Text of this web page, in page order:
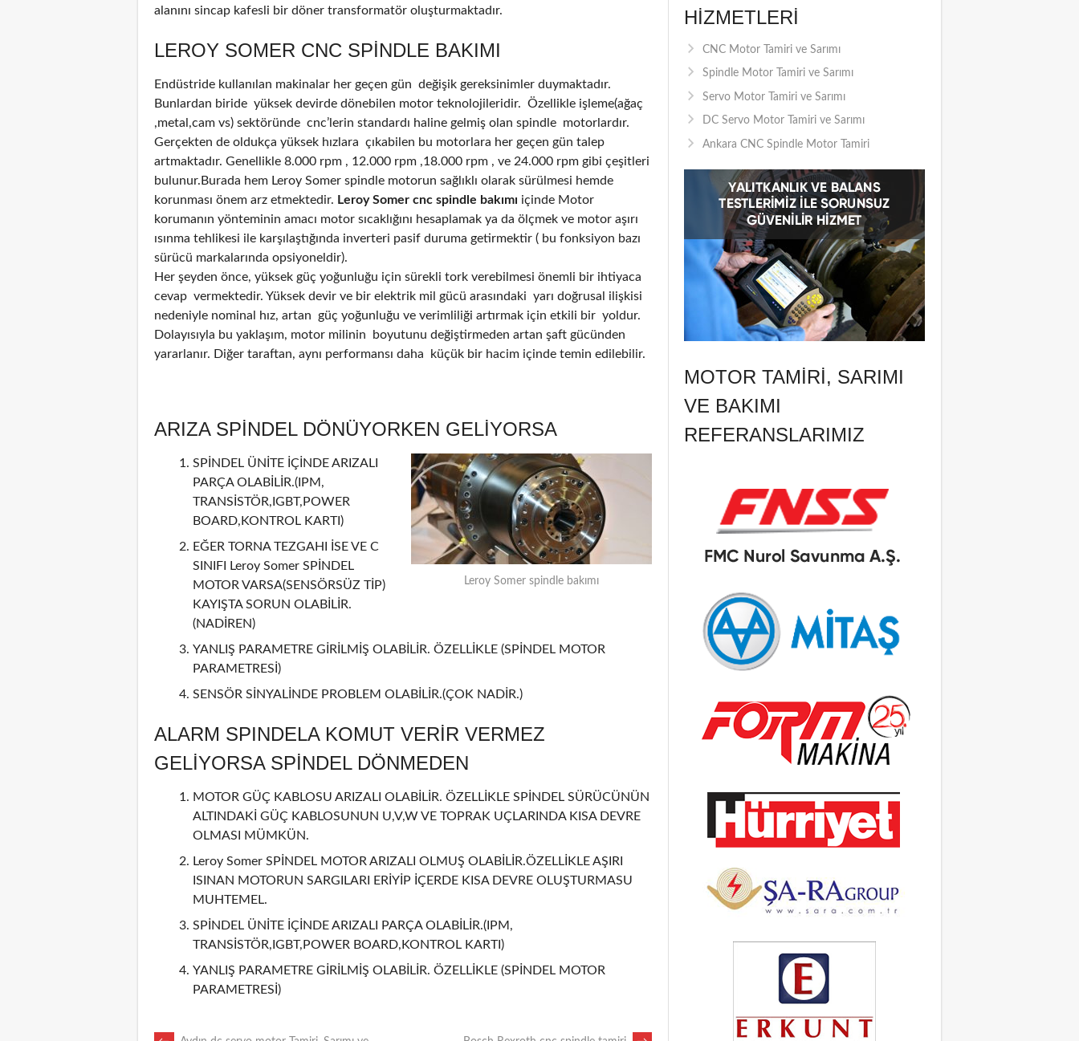
alanını sincap kafesli bir döner transformatör oluşturmaktadır.
LEROY SOMER CNC SPINDLE BAKIMI
Endüstride kullanılan makinalar her geçen gün değişik gereksinimler duymaktadır.
Bunlardan biride yüksek devirde dönebilen motor teknolojileridir. Özellikle işleme(ağaç
,metal,cam vs) sektöründe cnc’lerin standardı haline gelmiş olan spindle motorlardır.
Gerçekten de oldukça yüksek hızlara çıkabilen bu motorlara her geçen gün talep
artmaktadır. Genellikle 8.000 rpm , 12.000 rpm ,18.000 rpm , ve 24.000 rpm gibi çeşitleri
bulunur.Burada hem Leroy Somer spindle motorun sağlıklı olarak sürülmesi hemde
korunması önem arz etmektedir. Leroy Somer cnc spindle bakımı içinde Motor
korumanın yönteminin amacı motor sıcaklığını hesaplamak ya da ölçmek ve motor aşırı
ısınma tehlikesi ile karşılaştığında inverteri pasif duruma getirmektir ( bu fonksiyon bazı
sürücü markalarında opsiyoneldir).
Her şeyden önce, yüksek güç yoğunluğu için sürekli tork verebilmesi önemli bir ihtiyaca
cevap vermektedir. Yüksek devir ve bir elektrik mil gücü arasındaki yarı doğrusal ilişkisi
nedeniyle nominal hız, artan güç yoğunluğu ve verimliliği artırmak için etkili bir yoldur.
Dolayısıyla bu yaklaşım, motor milinin boyutunu değiştirmeden artan şaft gücünden
yararlanır. Diğer taraftan, aynı performansı daha küçük bir hacim içinde temin edilebilir.
ARIZA SPİNDEL DÖNÜYORKEN GELİYORSA
Leroy Somer spindle bakımı
SPİNDEL ÜNİTE İÇİNDE ARIZALI
PARÇA OLABİLİR.(IPM,
TRANSİSTÖR,IGBT,POWER
BOARD,KONTROL KARTI)
EĞER TORNA TEZGAHI İSE VE C
SINIFI Leroy Somer SPİNDEL
MOTOR VARSA(SENSÖRSÜZ TİP)
KAYIŞTA SORUN OLABİLİR.
(NADİREN)
YANLIŞ PARAMETRE GİRİLMİŞ OLABİLİR. ÖZELLİKLE (SPİNDEL MOTOR
PARAMETRESİ)
SENSÖR SİNYALİNDE PROBLEM OLABİLİR.(ÇOK NADİR.)
ALARM SPINDELA KOMUT VERİR VERMEZ
GELİYORSA SPİNDEL DÖNMEDEN
MOTOR GÜÇ KABLOSU ARIZALI OLABİLİR. ÖZELLİKLE SPİNDEL SÜRÜCÜNÜN
ALTINDAKİ GÜÇ KABLOSUNUN U,V,W VE TOPRAK UÇLARINDA KISA DEVRE
OLMASI MÜMKÜN.
Leroy Somer SPİNDEL MOTOR ARIZALI OLMUŞ OLABİLİR.ÖZELLİKLE AŞIRI
ISINAN MOTORUN SARGILARI ERİYİP İÇERDE KISA DEVRE OLUŞTURMASU
MUHTEMEL.
SPİNDEL ÜNİTE İÇİNDE ARIZALI PARÇA OLABİLİR.(IPM,
TRANSİSTÖR,IGBT,POWER BOARD,KONTROL KARTI)
YANLIŞ PARAMETRE GİRİLMİŞ OLABİLİR. ÖZELLİKLE (SPİNDEL MOTOR
PARAMETRESİ)
HIZMETLERI
CNC Motor Tamiri ve Sarımı
Spindle Motor Tamiri ve Sarımı
Servo Motor Tamiri ve Sarımı
DC Servo Motor Tamiri ve Sarımı
Ankara CNC Spindle Motor Tamiri
MOTOR TAMIRI, SARIMI
VE BAKIMI
REFERANSLARIMIZ